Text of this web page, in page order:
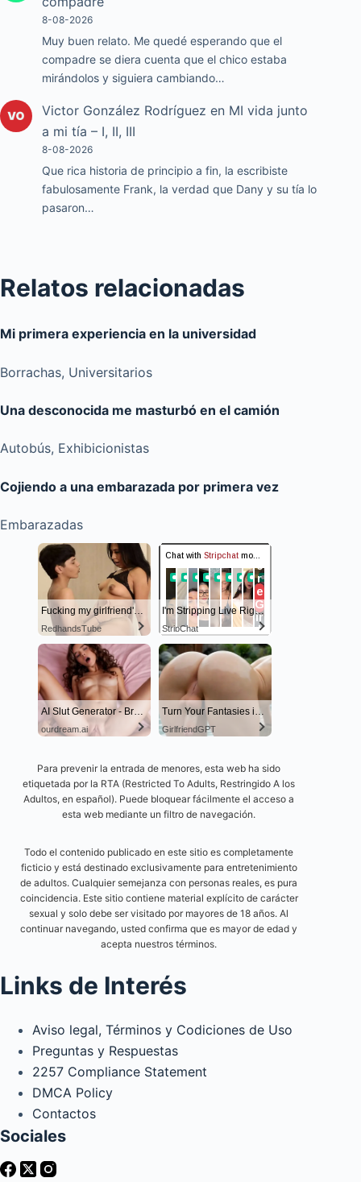
8-08-2026
Muy buen relato. Me quedé esperando que el
compadre se diera cuenta que el chico estaba
mirándolos y siguiera cambiando…
Victor González Rodríguez en MI vida junto
a mi tía – I, II, III
8-08-2026
Que rica historia de principio a fin, la escribiste
fabulosamente Frank, la verdad que Dany y su tía lo
pasaron…
Relatos relacionadas
Mi primera experiencia en la universidad
Borrachas, Universitarios
Una desconocida me masturbó en el camión
Autobús, Exhibicionistas
Cojiendo a una embarazada por primera vez
Embarazadas
Fucking my girlfriend's hot mommy by mistake
RedhandsTube
I'm Stripping Live Right Now
StripChat
AI Slut Generator - Bring your Fantasies to life 🔥
ourdream.ai
Turn Your Fantasies into Reality
GirlfriendGPT
Para prevenir la entrada de menores, esta web ha sido
etiquetada por la RTA (Restricted To Adults, Restringido A los
Adultos, en español). Puede bloquear fácilmente el acceso a
esta web mediante un filtro de navegación.
Todo el contenido publicado en este sitio es completamente
ficticio y está destinado exclusivamente para entretenimiento
de adultos. Cualquier semejanza con personas reales, es pura
coincidencia. Este sitio contiene material explícito de carácter
sexual y solo debe ser visitado por mayores de 18 años. Al
continuar navegando, usted confirma que es mayor de edad y
acepta nuestros términos.
Links de Interés
Aviso legal, Términos y Codiciones de Uso
Preguntas y Respuestas
2257 Compliance Statement
DMCA Policy
Contactos
Sociales